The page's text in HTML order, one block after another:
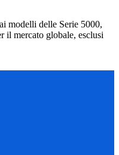
modelli delle Serie 5000,
il mercato globale, esclusi